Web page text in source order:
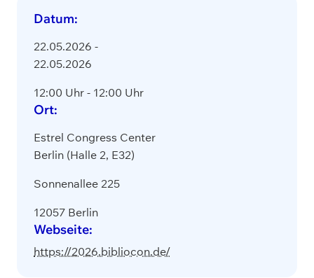
Datum:
22.05.2026 -
22.05.2026
12:00 Uhr - 12:00 Uhr
Ort:
Estrel Congress Center
Berlin (Halle 2, E32)
Sonnenallee 225
12057 Berlin
Webseite:
https://2026.bibliocon.de/